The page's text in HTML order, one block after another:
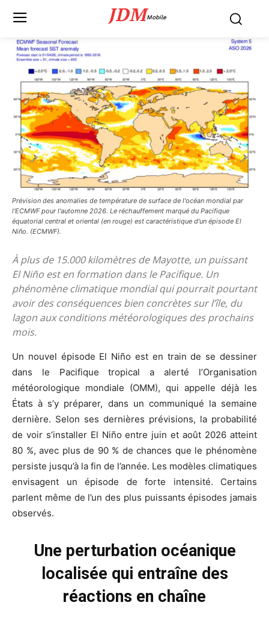
JDMMobile
Prévision des anomalies de température de surface de l'océan mondial par
l'ECMWF pour l'automne 2026. Le réchauffement marqué du Pacifique
équatorial central et oriental (en rouge) est caractéristique d'un épisode El
Niño. (ECMWF).
À plus de 15.000 kilomètres de Mayotte, un puissant
El Niño est en formation dans le Pacifique. Un
phénomène climatique mondial qui pourrait pourtant
avoir des conséquences bien concrètes sur l’île, du
lagon aux conditions météorologiques des prochains
mois.
Un nouvel épisode El Niño est en train de se dessiner
dans le Pacifique tropical a alerté l’Organisation
météorologique mondiale (OMM), qui appelle déjà les
États à s’y préparer, dans un communiqué la semaine
dernière. Selon ses dernières prévisions, la probabilité
de voir s’installer El Niño entre juin et août 2026 atteint
80 %, avec plus de 90 % de chances que le phénomène
persiste jusqu’à la fin de l’année. Les modèles climatiques
envisagent un épisode de forte intensité. Certains
parlent même de l’un des plus puissants épisodes jamais
observés.
Une perturbation océanique
localisée qui entraîne des
réactions en chaîne